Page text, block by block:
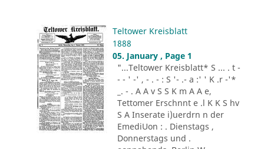
Teltower Kreisblatt
1888
05. January , Page 1
"...Teltower Kreisblatt* S ... . t -
- - ' -' , - . - : S '- .- a :' ' K .r -'*
_. - . A A v S S K m A A e,
Tettomer Erschnnt e .l K K S hv
S A Inserate i)uerdrn n der
EmediUon : . Dienstags ,
Donnerstags und .